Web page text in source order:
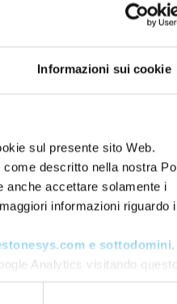
Informazioni sui cookie
sul presente sito Web.
come descritto nella nostra
anche accettare solamente i
informazioni riguardo i
e sottodomini
Analytics visitando questo
modificare il consenso.